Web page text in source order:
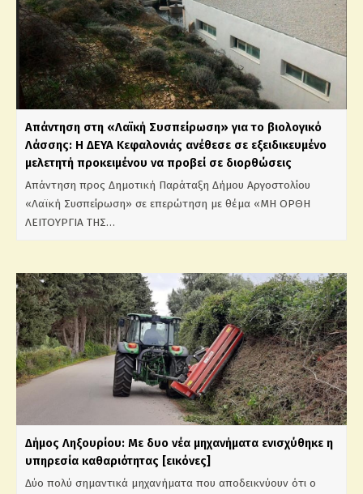
Απάντηση στη «Λαϊκή Συσπείρωση» για το βιολογικό
Λάσσης: Η ΔΕΥΑ Κεφαλονιάς ανέθεσε σε εξειδικευμένο
μελετητή προκειμένου να προβεί σε διορθώσεις
Απάντηση προς Δημοτική Παράταξη Δήμου Αργοστολίου
«Λαϊκή Συσπείρωση» σε επερώτηση με θέμα «ΜΗ ΟΡΘΗ
ΛΕΙΤΟΥΡΓΙΑ ΤΗΣ…
Δήμος Ληξουρίου: Με δυο νέα μηχανήματα ενισχύθηκε η
υπηρεσία καθαριότητας [εικόνες]
Δύο πολύ σημαντικά μηχανήματα που αποδεικνύουν ότι ο